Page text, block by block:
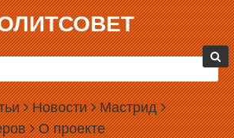
Новости Мастрид
О проекте
ОБЛАСТИ ПОДТВЕРДИЛИ
КОРОНАВИРУСА
за прошедшие сутки официально
случая коронавируса. Большинство из